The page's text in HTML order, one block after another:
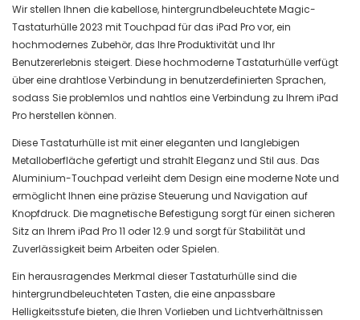
Wir stellen Ihnen die kabellose, hintergrundbeleuchtete Magic-
Tastaturhülle 2023 mit Touchpad für das iPad Pro vor, ein
hochmodernes Zubehör, das Ihre Produktivität und Ihr
Benutzererlebnis steigert. Diese hochmoderne Tastaturhülle verfügt
über eine drahtlose Verbindung in benutzerdefinierten Sprachen,
sodass Sie problemlos und nahtlos eine Verbindung zu Ihrem iPad
Pro herstellen können.
Diese Tastaturhülle ist mit einer eleganten und langlebigen
Metalloberfläche gefertigt und strahlt Eleganz und Stil aus. Das
Aluminium-Touchpad verleiht dem Design eine moderne Note und
ermöglicht Ihnen eine präzise Steuerung und Navigation auf
Knopfdruck. Die magnetische Befestigung sorgt für einen sicheren
Sitz an Ihrem iPad Pro 11 oder 12.9 und sorgt für Stabilität und
Zuverlässigkeit beim Arbeiten oder Spielen.
Ein herausragendes Merkmal dieser Tastaturhülle sind die
hintergrundbeleuchteten Tasten, die eine anpassbare
Helligkeitsstufe bieten, die Ihren Vorlieben und Lichtverhältnissen